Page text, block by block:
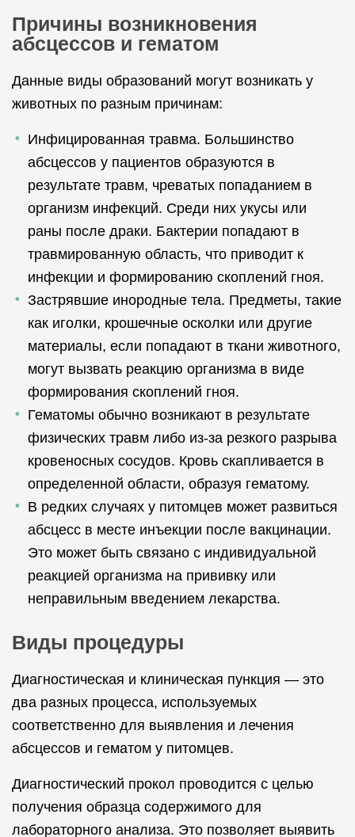
Причины возникновения
абсцессов и гематом
Данные виды образований могут возникать у
животных по разным причинам:
Инфицированная травма. Большинство
абсцессов у пациентов образуются в
результате травм, чреватых попаданием в
организм инфекций. Среди них укусы или
раны после драки. Бактерии попадают в
травмированную область, что приводит к
инфекции и формированию скоплений гноя.
Застрявшие инородные тела. Предметы, такие
как иголки, крошечные осколки или другие
материалы, если попадают в ткани животного,
могут вызвать реакцию организма в виде
формирования скоплений гноя.
Гематомы обычно возникают в результате
физических травм либо из-за резкого разрыва
кровеносных сосудов. Кровь скапливается в
определенной области, образуя гематому.
В редких случаях у питомцев может развиться
абсцесс в месте инъекции после вакцинации.
Это может быть связано с индивидуальной
реакцией организма на прививку или
неправильным введением лекарства.
Виды процедуры
Диагностическая и клиническая пункция — это
два разных процесса, используемых
соответственно для выявления и лечения
абсцессов и гематом у питомцев.
Диагностический прокол проводится с целью
получения образца содержимого для
лабораторного анализа. Это позволяет выявить